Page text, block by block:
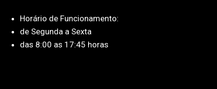
Horário de Funcionamento:
de Segunda a Sexta
das 8:00 as 17:45 horas